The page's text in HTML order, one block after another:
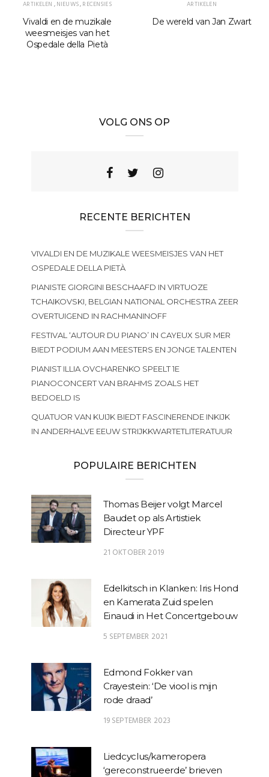
ARTIKELEN ,NIEUWS,RECENSIES
Vivaldi en de muzikale
weesmeisjes van het
Ospedale della Pietà
ARTIKELEN
De wereld van Jan Zwart
VOLG ONS OP
RECENTE BERICHTEN
VIVALDI EN DE MUZIKALE WEESMEISJES VAN HET
OSPEDALE DELLA PIETÀ
PIANISTE GIORGINI BESCHAAFD IN VIRTUOZE
TCHAIKOVSKI, BELGIAN NATIONAL ORCHESTRA ZEER
OVERTUIGEND IN RACHMANINOFF
FESTIVAL ‘AUTOUR DU PIANO’ IN CAYEUX SUR MER
BIEDT PODIUM AAN MEESTERS EN JONGE TALENTEN
PIANIST ILLIA OVCHARENKO SPEELT 1E
PIANOCONCERT VAN BRAHMS ZOALS HET
BEDOELD IS
QUATUOR VAN KUIJK BIEDT FASCINERENDE INKIJK
IN ANDERHALVE EEUW STRIJKKWARTETLITERATUUR
POPULAIRE BERICHTEN
Thomas Beijer volgt Marcel
Baudet op als Artistiek
Directeur YPF
21 OKTOBER 2019
Edelkitsch in Klanken: Iris Hond
en Kamerata Zuid spelen
Einaudi in Het Concertgebouw
5 SEPTEMBER 2021
Edmond Fokker van
Crayestein: ‘De viool is mijn
rode draad’
19 SEPTEMBER 2023
Liedcyclus/kameropera
‘gereconstrueerde’ brieven